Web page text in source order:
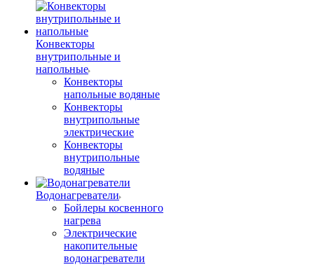
Конвекторы
внутрипольные и
напольные
Конвекторы
напольные водяные
Конвекторы
внутрипольные
электрические
Конвекторы
внутрипольные
водяные
Водонагреватели
Бойлеры косвенного
нагрева
Электрические
накопительные
водонагреватели